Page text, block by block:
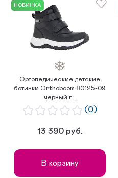
НОВИНКА
Ортопедические детские
ботинки Orthoboom 80125-09
черный г...
(0)
13 390 руб.
В корзину